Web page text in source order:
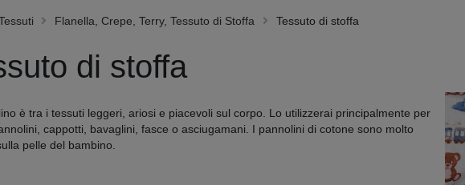
Flanella, Crepe, Terry, Tessuto di Stoffa Tessuto di stoffa
di stoffa
è tra i tessuti leggeri, ariosi e piacevoli sul corpo. Lo utilizzerai principalmente per
cappotti, bavaglini, fasce o asciugamani. I pannolini di cotone sono molto
pelle del bambino.